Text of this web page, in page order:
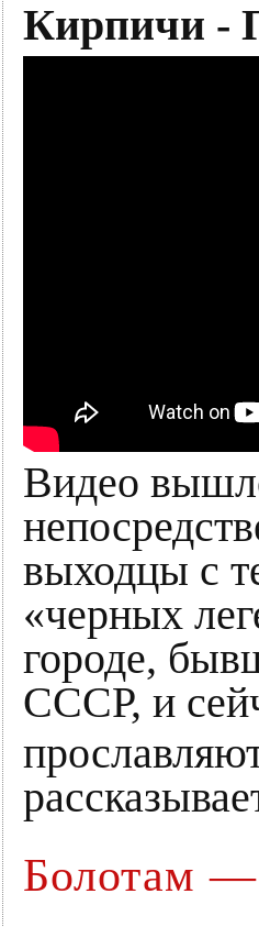
Кирпичи -
Видео
выходцы с
«черных
городе,
СССР, и
Болотам —